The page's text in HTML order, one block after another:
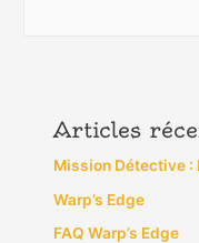
Articles
Mission Détective :
Warp’s Edge
FAQ Warp’s Edge